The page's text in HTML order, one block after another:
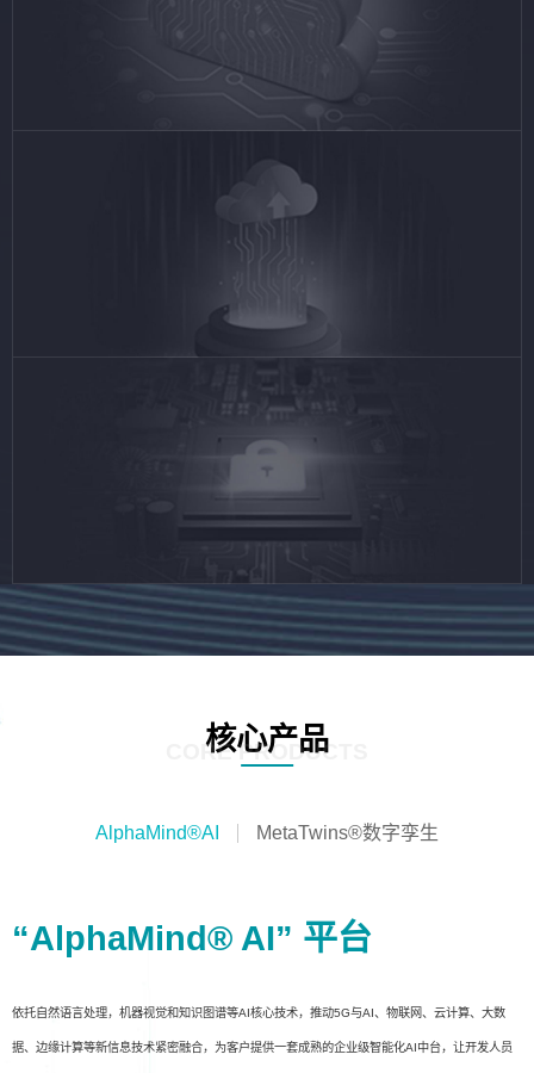
核心产品
CORE PRODUCTS
AlphaMind®AI MetaTwins®数字孪生
“AlphaMind® AI” 平台
依托自然语言处理，机器视觉和知识图谱等AI核心技术，推动5G与AI、物联网、云计算、大数
据、边缘计算等新信息技术紧密融合，为客户提供一套成熟的企业级智能化AI中台，让开发人员